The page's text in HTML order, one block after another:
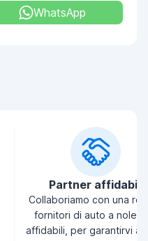
WhatsApp
Partner affidabili
Collaboriamo con una
fornitori di auto a
affidabili, per garantirvi